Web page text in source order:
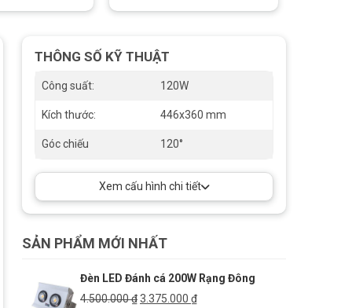
THÔNG SỐ KỸ THUẬT
Công suất: 120W
Kích thước: 446x360 mm
Góc chiếu 120°
Xem cấu hình chi tiết
SẢN PHẨM MỚI NHẤT
Đèn LED Đánh cá 200W Rạng Đông
4.500.000₫Giá
3.375.000 ₫Giá